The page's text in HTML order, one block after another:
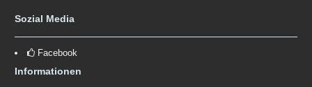
Sozial Media
Facebook
Informationen